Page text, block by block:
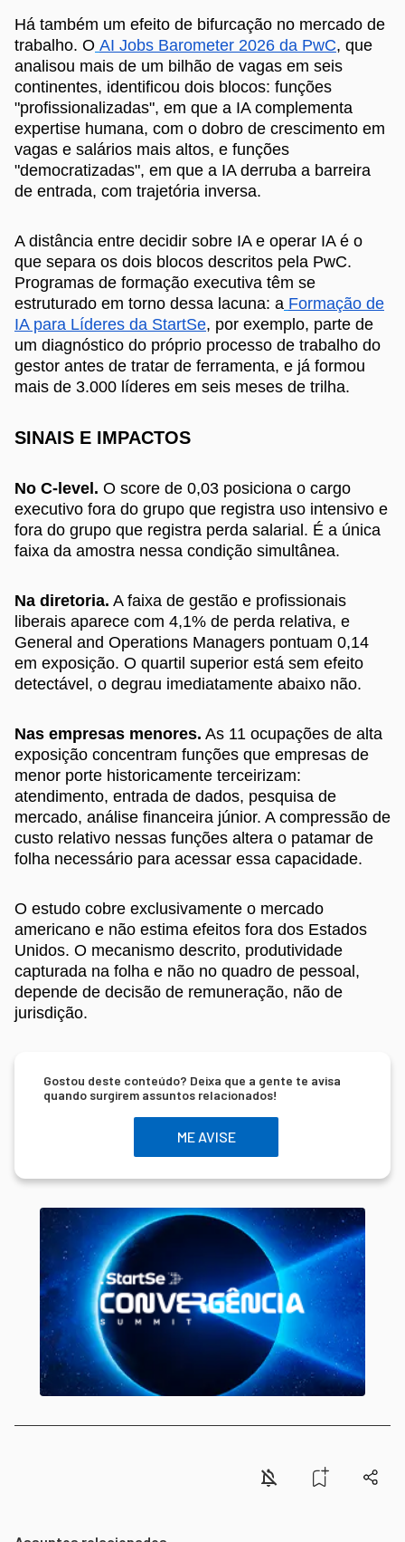
Há também um efeito de bifurcação no mercado de
trabalho. O AI Jobs Barometer 2026 da PwC, que
analisou mais de um bilhão de vagas em seis
continentes, identificou dois blocos: funções
"profissionalizadas", em que a IA complementa
expertise humana, com o dobro de crescimento em
vagas e salários mais altos, e funções
"democratizadas", em que a IA derruba a barreira
de entrada, com trajetória inversa.
A distância entre decidir sobre IA e operar IA é o
que separa os dois blocos descritos pela PwC.
Programas de formação executiva têm se
estruturado em torno dessa lacuna: a Formação de
IA para Líderes da StartSe, por exemplo, parte de
um diagnóstico do próprio processo de trabalho do
gestor antes de tratar de ferramenta, e já formou
mais de 3.000 líderes em seis meses de trilha.
SINAIS E IMPACTOS
No C-level. O score de 0,03 posiciona o cargo
executivo fora do grupo que registra uso intensivo e
fora do grupo que registra perda salarial. É a única
faixa da amostra nessa condição simultânea.
Na diretoria. A faixa de gestão e profissionais
liberais aparece com 4,1% de perda relativa, e
General and Operations Managers pontuam 0,14
em exposição. O quartil superior está sem efeito
detectável, o degrau imediatamente abaixo não.
Nas empresas menores. As 11 ocupações de alta
exposição concentram funções que empresas de
menor porte historicamente terceirizam:
atendimento, entrada de dados, pesquisa de
mercado, análise financeira júnior. A compressão de
custo relativo nessas funções altera o patamar de
folha necessário para acessar essa capacidade.
O estudo cobre exclusivamente o mercado
americano e não estima efeitos fora dos Estados
Unidos. O mecanismo descrito, produtividade
capturada na folha e não no quadro de pessoal,
depende de decisão de remuneração, não de
jurisdição.
Gostou deste conteúdo? Deixa que a gente te avisa
quando surgirem assuntos relacionados!
ME AVISE